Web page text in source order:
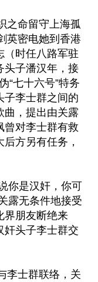
之命留守上海孤
英密电她到香港
（时任八路军驻
头子潘汉年，接
“七十六号”特务
子李士群之间的
曲，提出由关露
曾对李士群有救
方另有任务，
你是汉奸，你可
露无条件地接受
界朋友断绝来
奸头子李士群交
李士群联络，关